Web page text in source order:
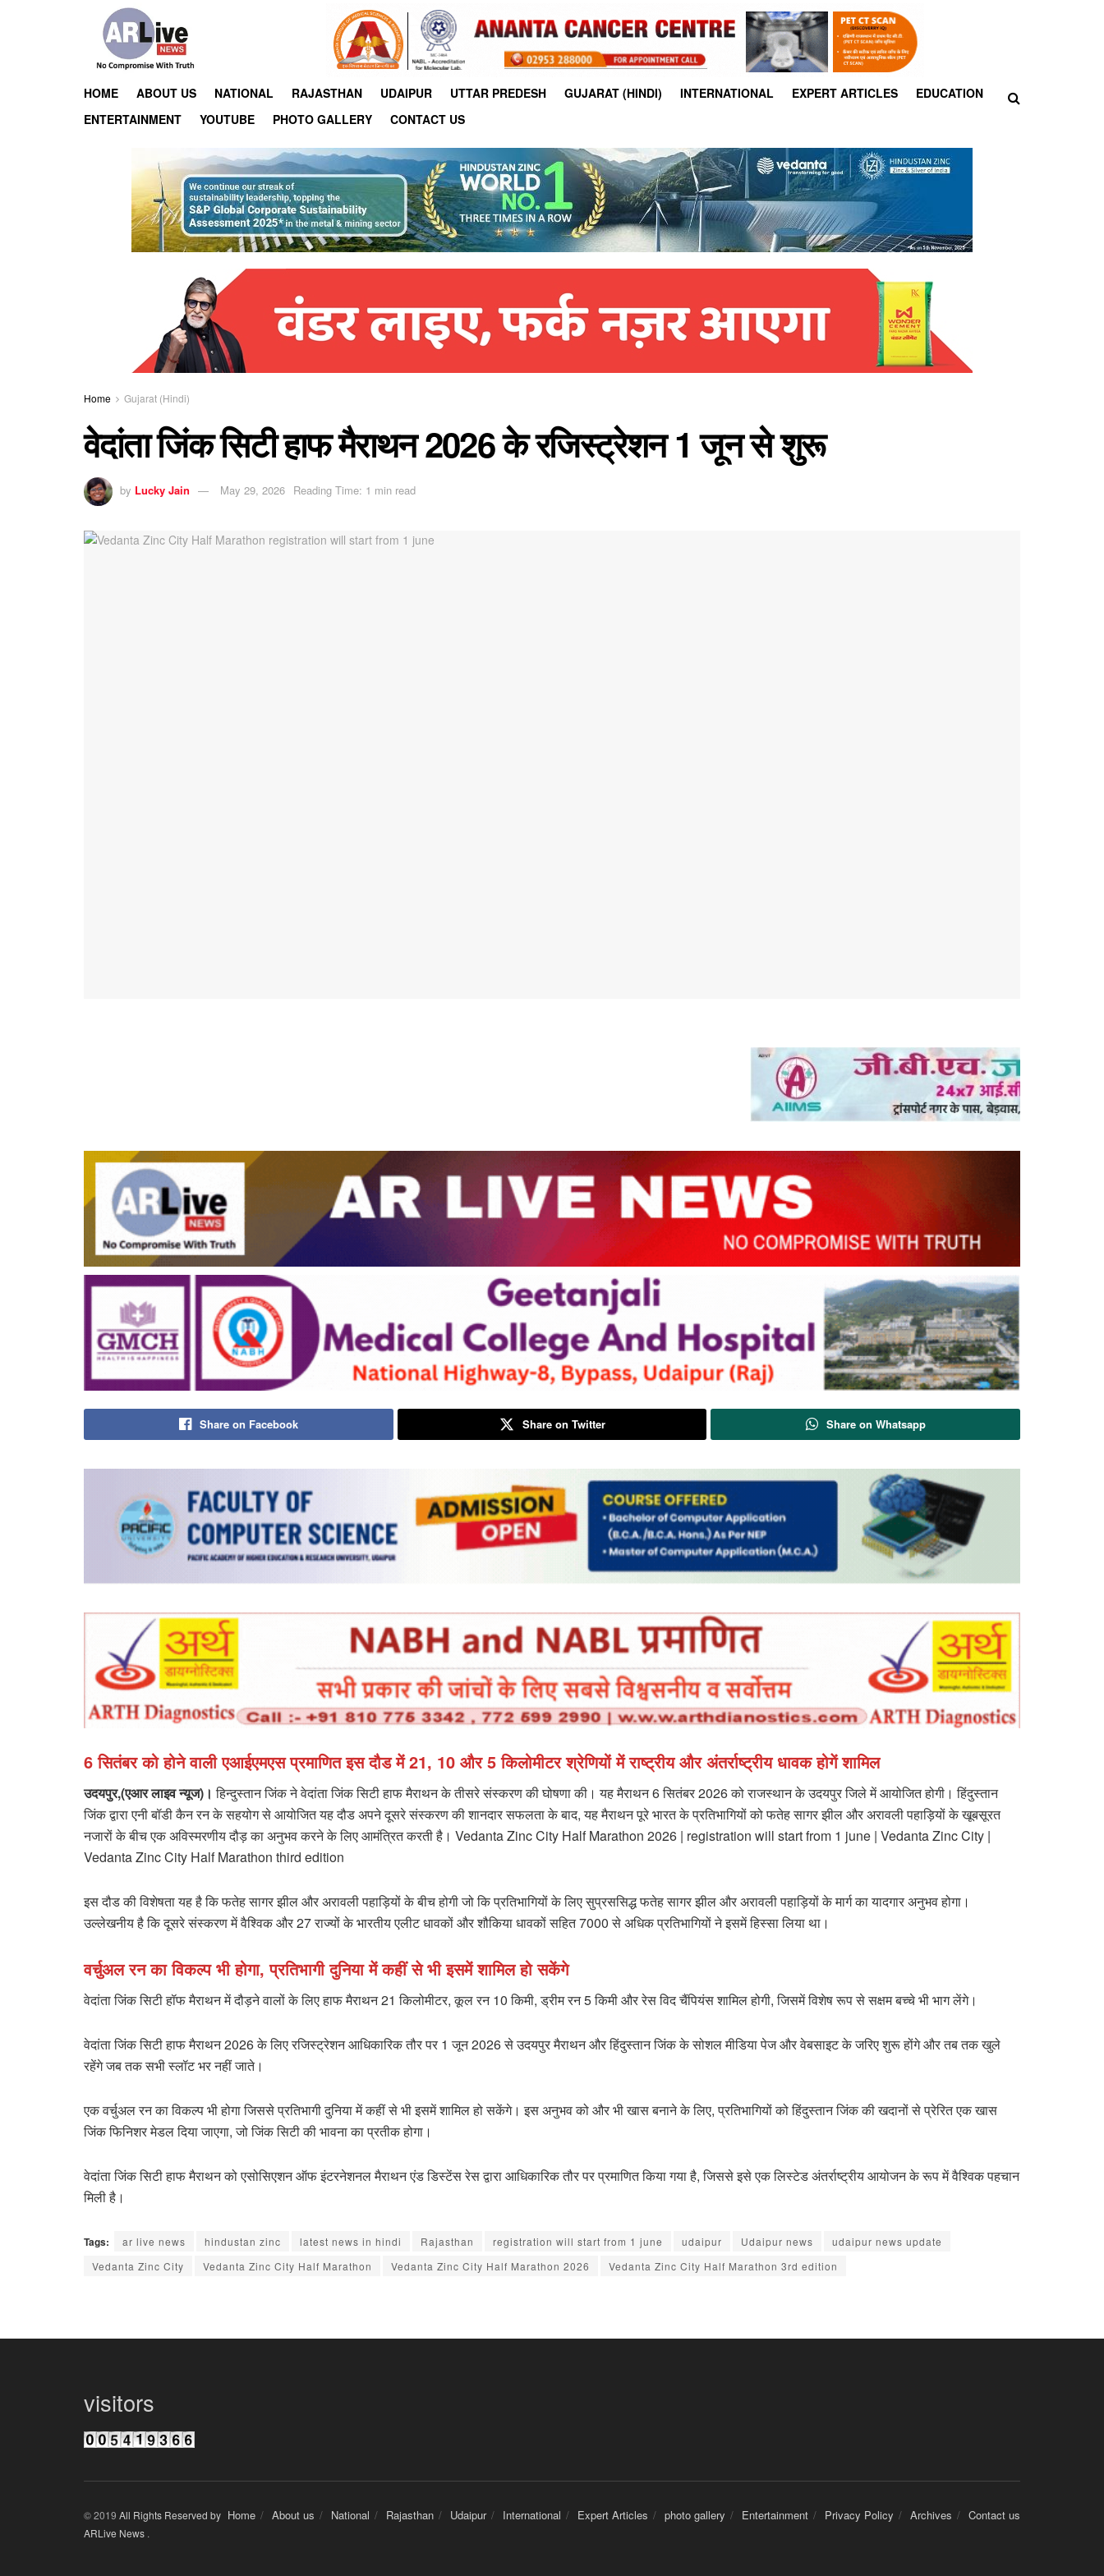
HOME ABOUT US NATIONAL RAJASTHAN UDAIPUR UTTAR PREDESH GUJARAT (HINDI) INTERNATIONAL EXPERT ARTICLES
EDUCATION
ENTERTAINMENT
YOUTUBE PHOTO GALLERY CONTACT US
Home Gujarat (Hindi)
वेदांता जिंक सिटी हाफ मैराथन 2026 के रजिस्ट्रेशन 1 जून से शुरू
by Lucky Jain May 29, 2026 Reading Time: 1 min read
Share on Facebook Share on Twitter Share on Whatsapp
6 सितंबर को होने वाली एआईएमएस प्रमाणित इस दौड में 21, 10 और 5 किलोमीटर श्रेणियों में राष्ट्रीय और अंतर्राष्ट्रीय धावक होगें शामिल
उदयपुर,(एआर लाइव न्यूज)। हिन्दुस्तान जिंक ने वेदांता जिंक सिटी हाफ मैराथन के तीसरे संस्करण की घोषणा की। यह मैराथन 6 सितंबर 2026 को राजस्थान के उदयपुर जिले में आयोजित होगी। हिंदुस्तान
जिंक द्वारा एनी बॉडी कैन रन के सहयोग से आयोजित यह दौड अपने दूसरे संस्करण की शानदार सफलता के बाद, यह मैराथन पूरे भारत के प्रतिभागियों को फतेह सागर झील और अरावली पहाड़ियों के खूबसूरत
नजारों के बीच एक अविस्मरणीय दौड़ का अनुभव करने के लिए आमंत्रित करती है। Vedanta Zinc City Half Marathon 2026 | registration will start from 1 june | Vedanta Zinc City |
Vedanta Zinc City Half Marathon third edition
इस दौड की विशेषता यह है कि फतेह सागर झील और अरावली पहाड़ियों के बीच होगी जो कि प्रतिभागियों के लिए सुप्रससिद्ध फतेह सागर झील और अरावली पहाड़ियों के मार्ग का यादगार अनुभव होगा।
उल्लेखनीय है कि दूसरे संस्करण में वैश्विक और 27 राज्यों के भारतीय एलीट धावकों और शौकिया धावकों सहित 7000 से अधिक प्रतिभागियों ने इसमें हिस्सा लिया था।
वर्चुअल रन का विकल्प भी होगा, प्रतिभागी दुनिया में कहीं से भी इसमें शामिल हो सकेंगे
वेदांता जिंक सिटी हॉफ मैराथन में दौड़ने वालों के लिए हाफ मैराथन 21 किलोमीटर, कूल रन 10 किमी, ड्रीम रन 5 किमी और रेस विद चैंपियंस शामिल होगी, जिसमें विशेष रूप से सक्षम बच्चे भी भाग लेंगे।
वेदांता जिंक सिटी हाफ मैराथन 2026 के लिए रजिस्ट्रेशन आधिकारिक तौर पर 1 जून 2026 से उदयपुर मैराथन और हिंदुस्तान जिंक के सोशल मीडिया पेज और वेबसाइट के जरिए शुरू होंगे और तब तक खुले
रहेंगे जब तक सभी स्लॉट भर नहीं जाते।
एक वर्चुअल रन का विकल्प भी होगा जिससे प्रतिभागी दुनिया में कहीं से भी इसमें शामिल हो सकेंगे। इस अनुभव को और भी खास बनाने के लिए, प्रतिभागियों को हिंदुस्तान जिंक की खदानों से प्रेरित एक खास
जिंक फिनिशर मेडल दिया जाएगा, जो जिंक सिटी की भावना का प्रतीक होगा।
वेदांता जिंक सिटी हाफ मैराथन को एसोसिएशन ऑफ इंटरनेशनल मैराथन एंड डिस्टेंस रेस द्वारा आधिकारिक तौर पर प्रमाणित किया गया है, जिससे इसे एक लिस्टेड अंतर्राष्ट्रीय आयोजन के रूप में वैश्विक पहचान
मिली है।
Tags: ar live news hindustan zinc latest news in hindi Rajasthan registration will start from 1 june udaipur Udaipur news
udaipur news update
Vedanta Zinc City
Vedanta Zinc City Half Marathon Vedanta Zinc City Half Marathon 2026 Vedanta Zinc City Half Marathon 3rd edition
visitors
Home About us National Rajasthan Udaipur International Expert Articles photo gallery Entertainment Privacy Policy Archives Contact us
© 2019 All Rights Reserved by
ARLive News .